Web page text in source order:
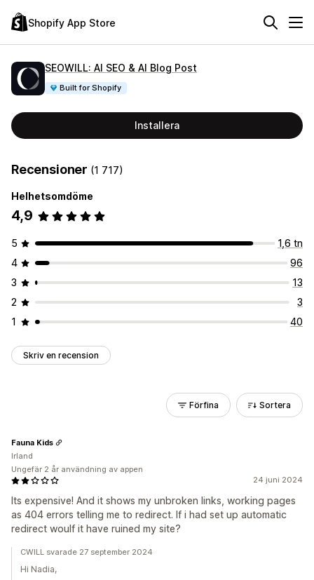
Shopify App Store
SEOWILL: AI SEO & AI Blog Post
Built for Shopify
Installera
Recensioner (1 717)
Helhetsomdöme
4,9
5
1,6 tn
4
96
3
13
2
3
1
40
Skriv en recension
Förfina Sortera
24 juni 2024
Its expensive! And it shows my unbroken links, working pages
as 404 errors telling me to redirect. If i had set up automatic
redirect woulf it have ruined my site?
Fauna Kids
Irland
Ungefär 2 år användning av appen
CWILL svarade 27 september 2024
Hi Nadia,